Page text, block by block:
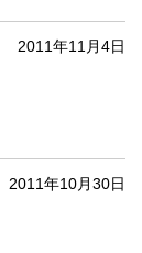
2011年11月4日
2011年10月30日